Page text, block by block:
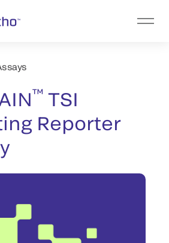
™ TSI
Reporter